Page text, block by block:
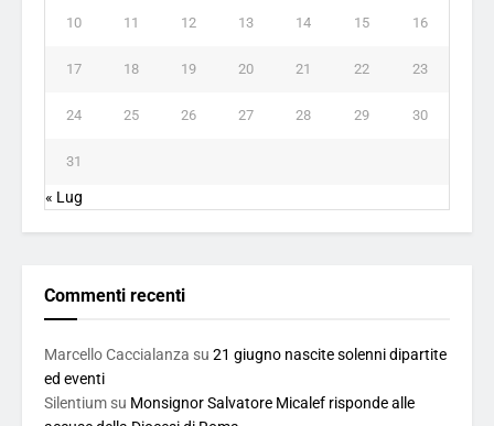
10 11 12 13 14 15 16
17 18 19 20 21 22 23
24 25 26 27 28 29 30
31
« Lug
Commenti recenti
Marcello Caccialanza su 21 giugno nascite solenni dipartite
ed eventi
Silentium su Monsignor Salvatore Micalef risponde alle